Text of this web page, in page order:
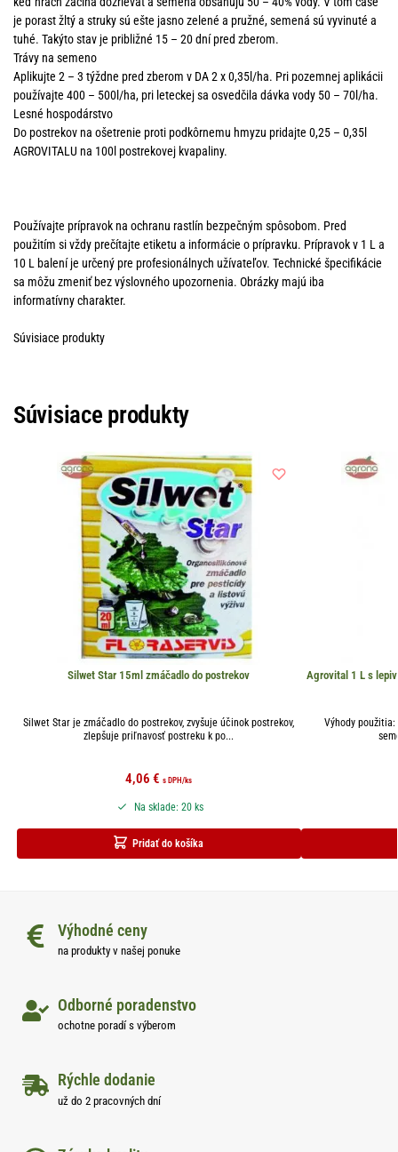
je porast žltý a struky sú ešte jasno zelené a pružné, semená sú vyvinuté a
tuhé. Takýto stav je približné 15 – 20 dní pred zberom.
Trávy na semeno
Aplikujte 2 – 3 týždne pred zberom v DA 2 x 0,35l/ha. Pri pozemnej aplikácii
používajte 400 – 500l/ha, pri leteckej sa osvedčila dávka vody 50 – 70l/ha.
Lesné hospodárstvo
Do postrekov na ošetrenie proti podkôrnemu hmyzu pridajte 0,25 – 0,35l
AGROVITALU na 100l postrekovej kvapaliny.
Používajte prípravok na ochranu rastlín bezpečným spôsobom. Pred
použitím si vždy prečítajte etiketu a informácie o prípravku. Prípravok v 1 L a
10 L balení je určený pre profesionálnych užívateľov. Technické špecifikácie
sa môžu zmeniť bez výslovného upozornenia. Obrázky majú iba
informatívny charakter.
Súvisiace produkty
Súvisiace produkty
Silwet Star 15ml zmáčadlo do postrekov
Silwet Star je zmáčadlo do postrekov, zvyšuje účinok postrekov,
zlepšuje priľnavosť postreku k po...
4,06€ s DPH/ks
Pridať do košíka
Na sklade: 20 ks
Agrovital 1 L s
Výhody
Výhodné ceny
na produkty v našej ponuke
Odborné poradenstvo
ochotne poradí s výberom
Rýchle dodanie
už do 2 pracovných dní